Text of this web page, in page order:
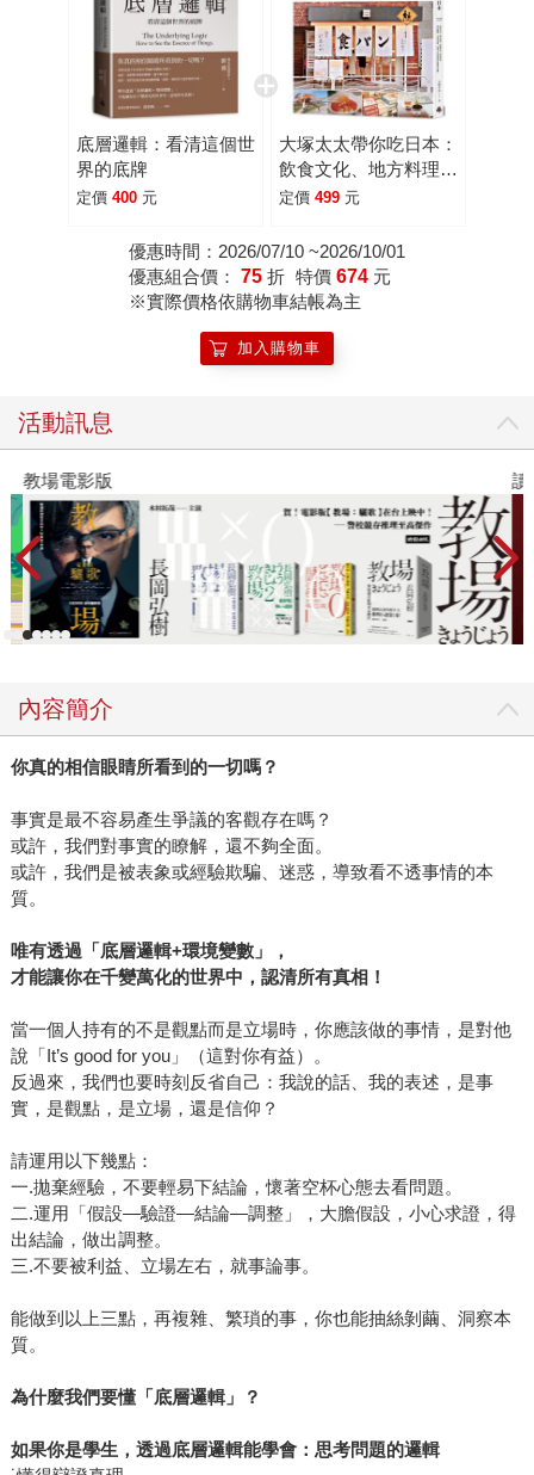
底層邏輯：看清這個世
界的底牌
定價 400 元
大塚太太帶你吃日本：
飲食文化、地方料理、
星級食材 、巷弄美
手禮，在地人才知道的
美食秘境全收錄。
定價 499 元
優惠時間：2026/07/10 ~2026/10/01
優惠組合價： 75 折 特價 674 元
※實際價格依購物車結帳為主
加入購物車
活動訊息
教場電影版 讀
內容簡介
你真的相信眼睛所看到的一切嗎？
事實是最不容易產生爭議的客觀存在嗎？
或許，我們對事實的瞭解，還不夠全面。
或許，我們是被表象或經驗欺騙、迷惑，導致看不透事情的本
質。
唯有透過「底層邏輯+環境變數」，
才能讓你在千變萬化的世界中，認清所有真相！
當一個人持有的不是觀點而是立場時，你應該做的事情，是對他
說「It’s good for you」（這對你有益）。
反過來，我們也要時刻反省自己：我說的話、我的表述，是事
實，是觀點，是立場，還是信仰？
請運用以下幾點：
一.拋棄經驗，不要輕易下結論，懷著空杯心態去看問題。
二.運用「假設—驗證—結論—調整」，大膽假設，小心求證，得
出結論，做出調整。
三.不要被利益、立場左右，就事論事。
能做到以上三點，再複雜、繁瑣的事，你也能抽絲剝繭、洞察本
質。
為什麼我們要懂「底層邏輯」？
如果你是學生，透過底層邏輯能學會：思考問題的邏輯